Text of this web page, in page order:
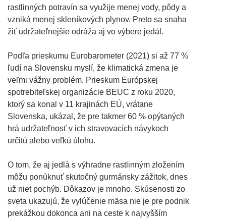
rastlinných potravín sa využije menej vody, pôdy a
vzniká menej skleníkových plynov. Preto sa snaha
žiť udržateľnejšie odráža aj vo výbere jedál.
Podľa prieskumu Eurobarometer (2021) si až 77 %
ľudí na Slovensku myslí, že klimatická zmena je
veľmi vážny problém. Prieskum Európskej
spotrebiteľskej organizácie BEUC z roku 2020,
ktorý sa konal v 11 krajinách EÚ, vrátane
Slovenska, ukázal, že pre takmer 60 % opýtaných
hrá udržateľnosť v ich stravovacích návykoch
určitú alebo veľkú úlohu.
O tom, že aj jedlá s výhradne rastlinným zložením
môžu ponúknuť skutočný gurmánsky zážitok, dnes
už niet pochýb. Dôkazov je mnoho. Skúsenosti zo
sveta ukazujú, že vylúčenie mäsa nie je pre podnik
prekážkou dokonca ani na ceste k najvyšším